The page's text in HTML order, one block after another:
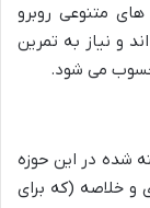
متنوعی روبرو
و نیاز به تمرین
می شود.
شده در این حوزه
و خلاصه (که برای